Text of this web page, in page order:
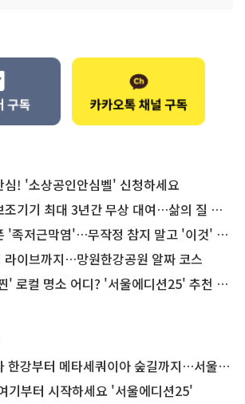
심! '소상공인안심벨' 신청하세요
기기 최대 3년간 무상 대여…삶의 질 높인다
저근막염'…무작정 참지 말고 '이것' 해보세요!
라이브까지…망원한강공원 알짜 코스
로컬 명소 어디? '서울에디션25' 추천 코스
부터 메타세쿼이아 숲길까지…서울둘레길 15코스
기부터 시작하세요 '서울에디션25'